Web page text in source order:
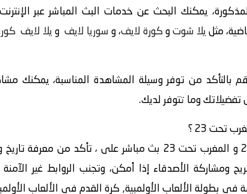
يمكنك البحث عن خدمات البث المباشر عبر
مثليلا شوتوكورة لايف، وسوريا لايف ويلا لايف
قم بالتأكد من توفر وسيلة المشاهدة المناسبة، يمكنك
تفضيلاتك وما تتوفر لديك.
في الختام، للمشاهدة الممتعة لمباراة أوكرانيا تحت 23 و المغرب تحت 23 بث
ومشاركة الأصدقاء إذا أمكن، وتجنب الروابط غير الآمنة
في بطولة الألعاب الأولمبية, كرة القدم في الألعاب